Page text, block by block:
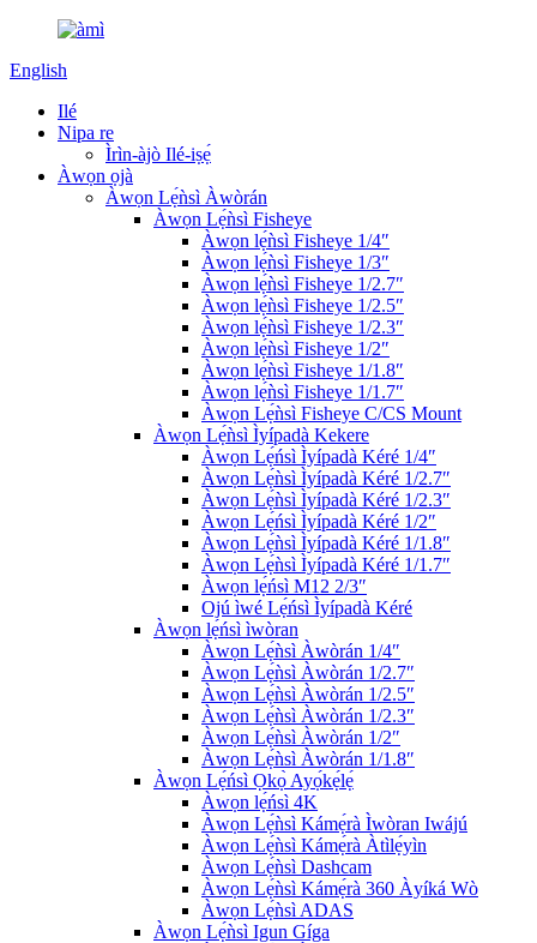
English
Ilé
Nipa re
Ìrìn-àjò Ilé-iṣẹ́
Àwọn ọjà
Àwọn Lẹ́ǹsì Àwòrán
Àwọn Lẹ́ǹsì Fisheye
Àwọn lẹ́ǹsì Fisheye 1/4″
Àwọn lẹ́ǹsì Fisheye 1/3″
Àwọn lẹ́ǹsì Fisheye 1/2.7″
Àwọn lẹ́ǹsì Fisheye 1/2.5″
Àwọn lẹ́ǹsì Fisheye 1/2.3″
Àwọn lẹ́ǹsì Fisheye 1/2″
Àwọn lẹ́ǹsì Fisheye 1/1.8″
Àwọn lẹ́ǹsì Fisheye 1/1.7″
Àwọn Lẹ́ǹsì Fisheye C/CS Mount
Àwọn Lẹ́ǹsì Ìyípadà Kekere
Àwọn Lẹ́ńsì Ìyípadà Kéré 1/4″
Àwọn Lẹ́ǹsì Ìyípadà Kéré 1/2.7″
Àwọn Lẹ́ǹsì Ìyípadà Kéré 1/2.3″
Àwọn Lẹ́ńsì Ìyípadà Kéré 1/2″
Àwọn Lẹ́ǹsì Ìyípadà Kéré 1/1.8″
Àwọn Lẹ́ǹsì Ìyípadà Kéré 1/1.7″
Àwọn lẹ́ńsì M12 2/3″
Ojú ìwé Lẹ́ńsì Ìyípadà Kéré
Àwọn lẹ́ńsì ìwòran
Àwọn Lẹ́ǹsì Àwòrán 1/4″
Àwọn Lẹ́ǹsì Àwòrán 1/2.7″
Àwọn Lẹ́ǹsì Àwòrán 1/2.5″
Àwọn Lẹ́ǹsì Àwòrán 1/2.3″
Àwọn Lẹ́ǹsì Àwòrán 1/2″
Àwọn Lẹ́ǹsì Àwòrán 1/1.8″
Àwọn Lẹ́ńsì Ọkọ̀ Ayọ́kẹ́lẹ́
Àwọn lẹ́ńsì 4K
Àwọn Lẹ́ǹsì Kámẹ́rà Ìwòran Iwájú
Àwọn Lẹ́ǹsì Kámẹ́rà Àtìlẹ́yìn
Àwọn Lẹ́ǹsì Dashcam
Àwọn Lẹ́ǹsì Kámẹ́rà 360 Àyíká Wò
Àwọn Lẹ́ǹsì ADAS
Àwọn Lẹ́ǹsì Igun Gíga